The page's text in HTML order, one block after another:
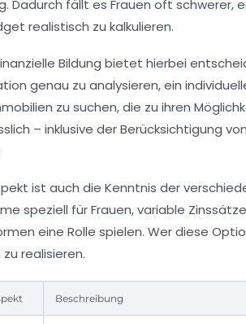
Dadurch fällt es Frauen oft
realistisch zu kalkulieren.
Bildung bietet hierbei
genau zu analysieren, ein
zu suchen, die zu ihren
– inklusive der Berücksichtigung
ist auch die Kenntnis der
speziell für Frauen, variable
eine Rolle spielen. Wer diese
realisieren.
Beschreibung